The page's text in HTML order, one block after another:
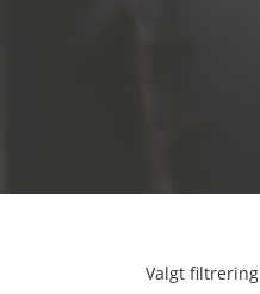
Valgt filtrering